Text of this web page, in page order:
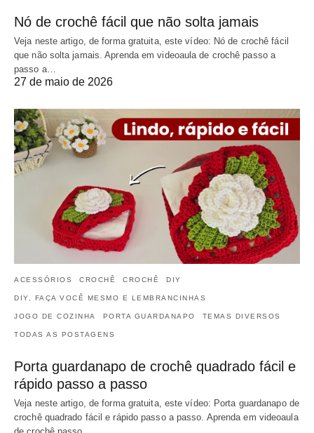
Nó de crochê fácil que não solta jamais
Veja neste artigo, de forma gratuita, este vídeo: Nó de crochê fácil
que não solta jamais. Aprenda em videoaula de crochê passo a
passo a…
27 de maio de 2026
ACESSÓRIOS CROCHÊ CROCHÊ DIY
DIY, FAÇA VOCÊ MESMO E LEMBRANCINHAS
JOGO DE COZINHA PORTA GUARDANAPO TEMAS DIVERSOS
TODAS AS POSTAGENS
Porta guardanapo de crochê quadrado fácil e
rápido passo a passo
Veja neste artigo, de forma gratuita, este vídeo: Porta guardanapo de
crochê quadrado fácil e rápido passo a passo. Aprenda em videoaula